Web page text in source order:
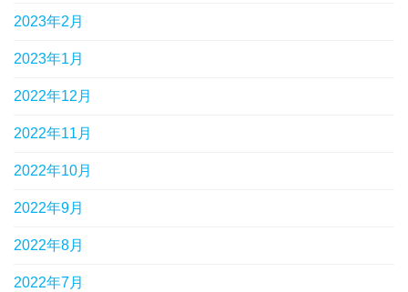
2023年2月
2023年1月
2022年12月
2022年11月
2022年10月
2022年9月
2022年8月
2022年7月